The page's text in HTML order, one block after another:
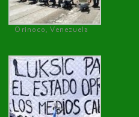
Orinoco, Venezuela